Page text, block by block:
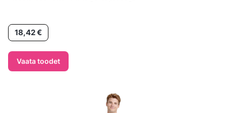
Hind18,42 €
Vaata toodet